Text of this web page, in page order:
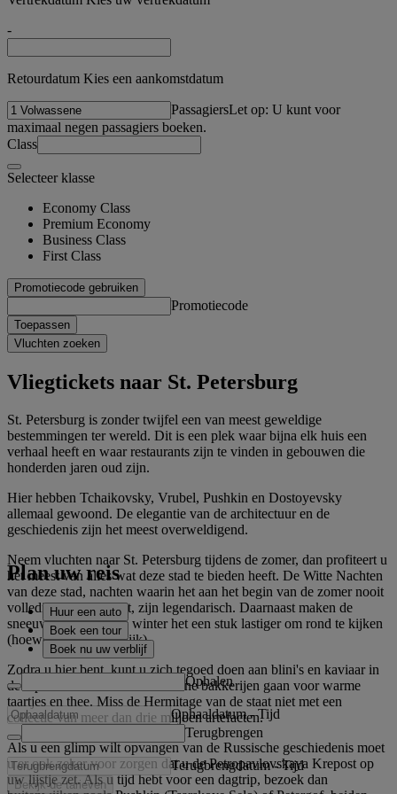
-
Retourdatum Kies een aankomstdatum
PassagiersLet op: U kunt voor
maximaal negen passagiers boeken.
Class
Selecteer klasse
Economy Class
Premium Economy
Business Class
First Class
Promotiecode gebruiken
Promotiecode
Toepassen
Vluchten zoeken
Vliegtickets naar St. Petersburg
St. Petersburg is zonder twijfel een van meest geweldige
bestemmingen ter wereld. Dit is een plek waar bijna elk huis een
verhaal heeft en waar restaurants zijn te vinden in gebouwen die
honderden jaren oud zijn.
Hier hebben Tchaikovsky, Vrubel, Pushkin en Dostoyevsky
allemaal gewoond. De elegantie van de architectuur en de
geschiedenis zijn het meest overweldigend.
Neem vluchten naar St. Petersburg tijdens de zomer, dan profiteert u
het meest van alles wat deze stad te bieden heeft. De Witte Nachten
van deze stad, nachten waarin het aan het begin van de zomer nooit
volledig donker wordt, zijn legendarisch. Daarnaast maken de
sneeuw en vorst in de winter het een stuk lastiger om rond te kijken
(hoewel niet onmogelijk).
Zodra u hier bent, kunt u zich tegoed doen aan blini's en kaviaar in
de toprestaurants of naar de kleine bakkerijen gaan voor warme
taartjes en thee. Miss de Hermitage van de staat niet met een
collectie van meer dan drie miljoen artefacten.
Als u een glimp wilt opvangen van de Russische geschiedenis moet
u er ook zeker voor zorgen dat u de Petropavlovskaya Krepost op
uw lijstje zet. Als u tijd hebt voor een dagtrip, bezoek dan
Plan uw reis
Huur een auto
Boek een tour
Boek nu uw verblijf
Ophalen
Ophaaldatum - Tijd
Terugbrengen
Terugbrengdatum - Tijd
Bekijk de tarieven